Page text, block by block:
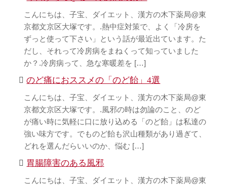
こんにちは、子宝、ダイエット、漢方の木下薬局@東
京都文京区大塚です。.熱中症対策で、よく「冷房を
ずっと使って下さい」という話が最近出ています。た
だし、それって冷房病をまねくって知っていました
か？.冷房病って、急な寒暖差を […]
のど痛におススメの「のど飴」4選
こんにちは、子宝、ダイエット、漢方の木下薬局@東
京都文京区大塚です。.風邪の時は勿論のこと、のど
が痛い時に気軽に口に放り込める「のど飴」は私達の
強い味方です。でものど飴も沢山種類があり過ぎて、
どれを選んだらいいのか、悩む […]
胃腸障害のある風邪
こんにちは、子宝、ダイエット、漢方の木下薬局@東